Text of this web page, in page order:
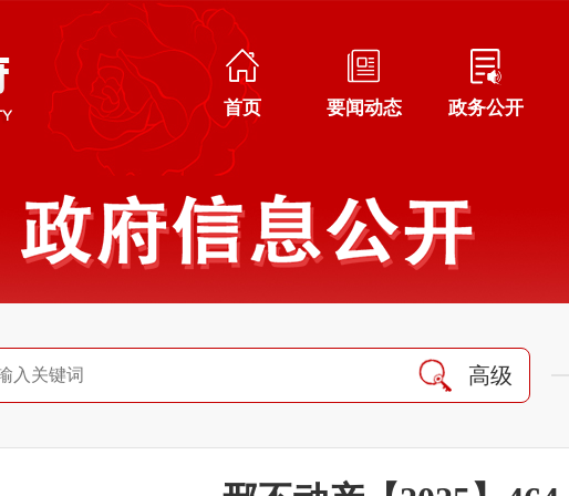
首页 要闻动态 政务公开
高级